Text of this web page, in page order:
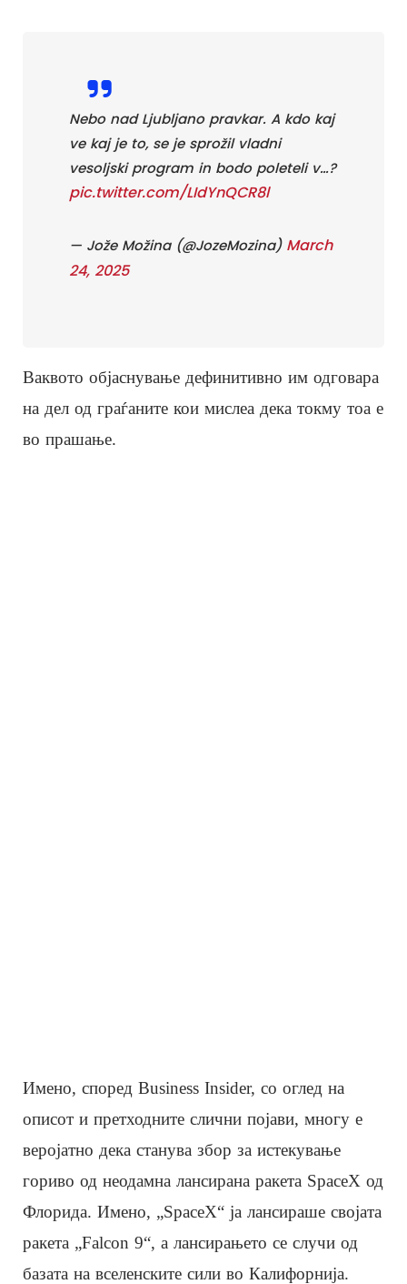
Nebo nad Ljubljano pravkar. A kdo kaj
ve kaj je to, se je sprožil vladni
vesoljski program in bodo poleteli v…?
pic.twitter.com/LIdYnQCR8l
— Jože Možina (@JozeMozina) March
24, 2025
Ваквото објаснување дефинитивно им одговара
на дел од граѓаните кои мислеа дека токму тоа е
во прашање.
Имено, според Business Insider, со оглед на
описот и претходните слични појави, многу е
веројатно дека станува збор за истекување
гориво од неодамна лансирана ракета SpaceX од
Флорида. Имено, „SpaceX“ ја лансираше својата
ракета „Falcon 9“, а лансирањето се случи од
базата на вселенските сили во Калифорнија.